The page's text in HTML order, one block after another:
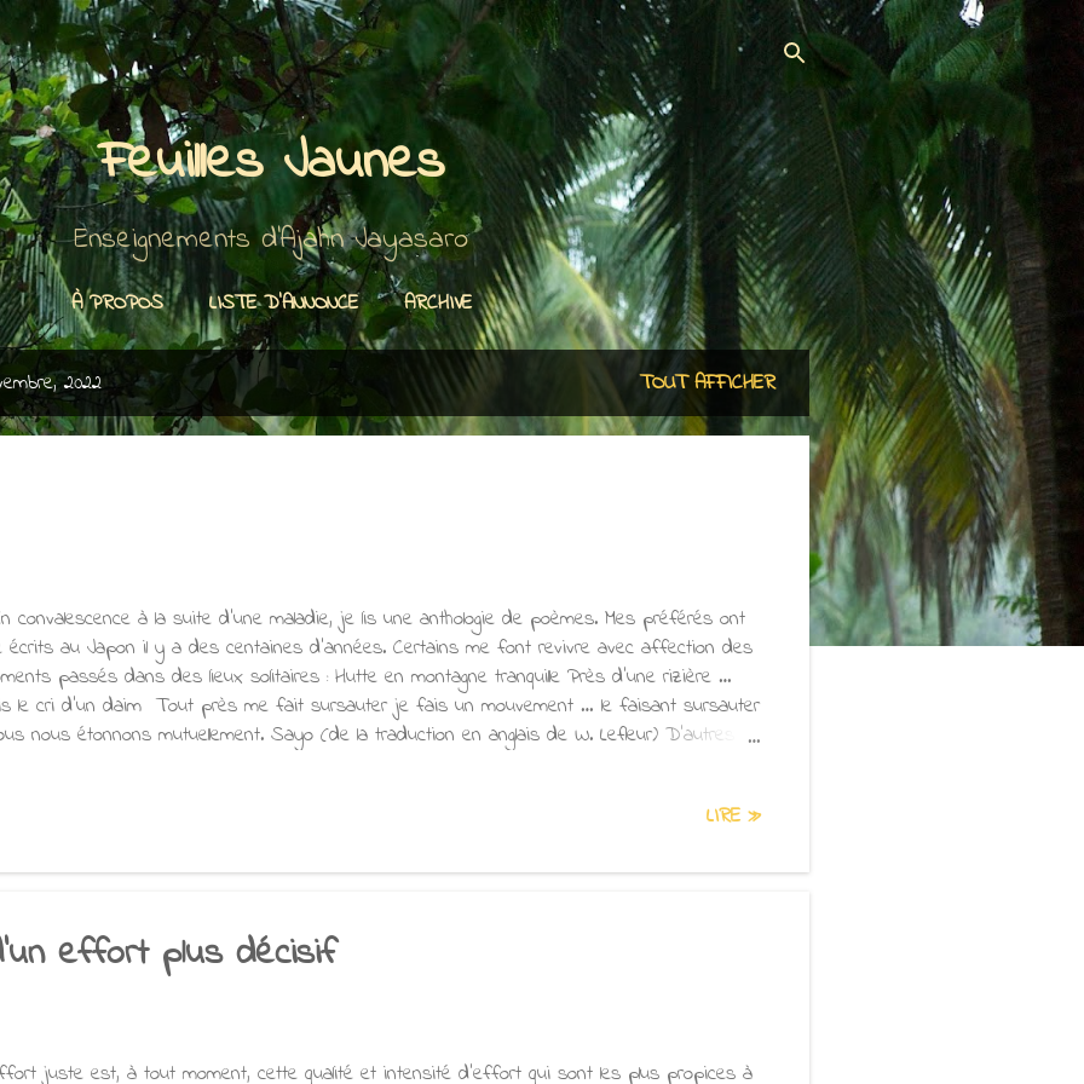
Accéder au contenu principal
Feuilles Jaunes
Enseignements d'Ajahn Jayasaro
À PROPOS LISTE D'ANNONCE ARCHIVE
2022 TOUT AFFICHER
convalescence à la suite d’une maladie, je lis une anthologie de poèmes. Mes préférés ont
écrits au Japon il y a des centaines d’années. Certains me font revivre avec affection des
passés dans des lieux solitaires : Hutte en montagne tranquille Près d’une rizière …
le cri d’un daim Tout près me fait sursauter je fais un mouvement … le faisant sursauter
nous étonnons mutuellement. Sayo (de la traduction en anglais de W. Lefleur) D’autres
de A. Hass) Je suis ému par la façon dont Dogen exprime ‘l’unique chose vraie’ comme :
vieille lune Les fleurs exactement comme avant Pourtant je suis devenu la chose-en-soi
LIRE »
effort plus décisif
juste est, à tout moment, cette qualité et intensité d'effort qui sont les plus propices à